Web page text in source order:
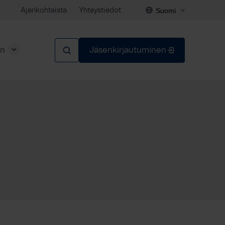
Ajankohtaista Yhteystiedot Suomi
Jäsenkirjautuminen